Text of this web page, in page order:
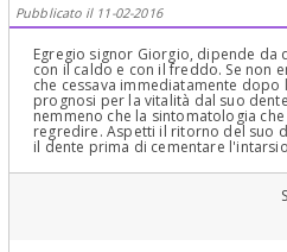
sempre che sia stata fatta diagnosi
passiva! Tutto qui! Normalissima
dire "banale routine" :) Cari Saluti
Pubblicato il 11-02-2016
Egregio signor Giorgio, dipende da
con il caldo e con il freddo. Se non
che cessava immediatamente
prognosi per la vitalità dal suo
nemmeno che la sintomatologia
regredire. Aspetti il ritorno del suo
il dente prima di cementare